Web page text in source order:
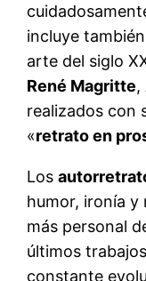
incluye
arte del siglo
René Magritte,
realizados con
«retrato en
Los
humor, ironía y
más personal
últimos
constante